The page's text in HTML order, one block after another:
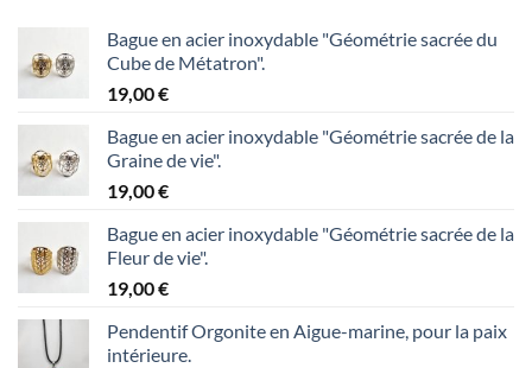
Bague en acier inoxydable "Géométrie sacrée du
Cube de Métatron".
19,00€
Bague en acier inoxydable "Géométrie sacrée de la
Graine de vie".
19,00€
Bague en acier inoxydable "Géométrie sacrée de la
Fleur de vie".
19,00€
Pendentif Orgonite en Aigue-marine, pour la paix
intérieure.